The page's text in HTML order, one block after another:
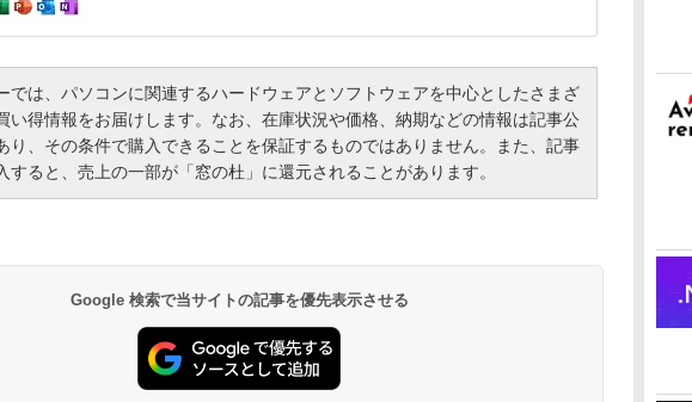
は、パソコンに関連するハードウェアとソフトウェアを中心としたさまざ
い得情報をお届けします。なお、在庫状況や価格、納期などの情報は記事公
り、その条件で購入できることを保証するものではありません。また、記事
すると、売上の一部が「窓の杜」に還元されることがあります。
Google 検索で当サイトの記事を優先表示させる